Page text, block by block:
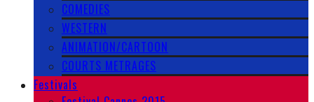
COMEDIES
WESTERN
ANIMATION/CARTOON
COURTS METRAGES
Festivals